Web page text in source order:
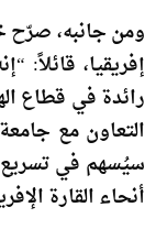
إفريقيا،
رائدة في قطاع
سيُسهم في تسريع
أنحاء القارة